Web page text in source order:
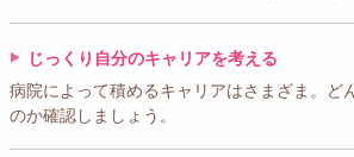
じっくり自分のキャリアを考える
病院によって積めるキャリアはさまざま。ど
のか確認しましょう。